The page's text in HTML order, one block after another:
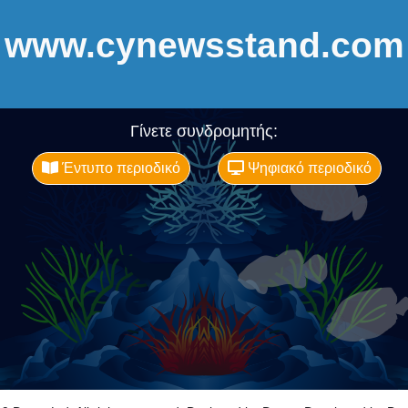
www.cynewsstand.com
Γίνετε συνδρομητής:
Έντυπο περιοδικό Ψηφιακό περιοδικό